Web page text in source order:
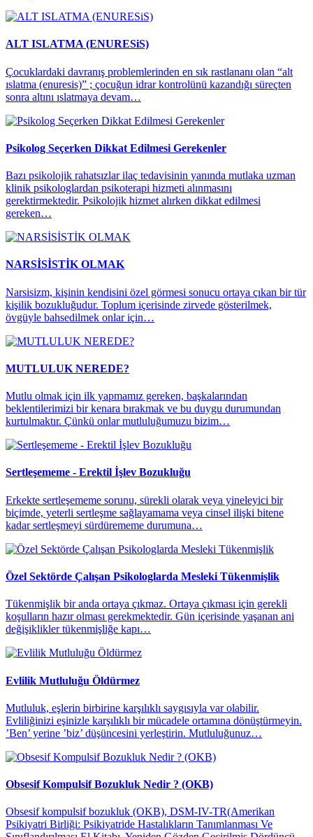
ALT ISLATMA (ENURESiS)
Çocuklardaki davranış problemlerinden en sık rastlananı olan “alt
ıslatma (enuresis)” ; çocuğun idrar kontrolünü kazandığı süreçten
sonra altını ıslatmaya devam…
Psikolog Seçerken Dikkat Edilmesi Gerekenler
Bazı psikolojik rahatsızlar ilaç tedavisinin yanında mutlaka uzman
klinik psikologlardan psikoterapi hizmeti alınmasını
gerektirmektedir. Psikolojik hizmet alırken dikkat edilmesi
gereken…
NARSİSİSTİK OLMAK
Narsisizm, kişinin kendisini özel görmesi sonucu ortaya çıkan bir tür
kişilik bozukluğudur. Toplum içerisinde zirvede gösterilmek,
övgüyle bahsedilmek onlar için…
MUTLULUK NEREDE?
Mutlu olmak için ilk yapmamız gereken, başkalarından
beklentilerimizi bir kenara bırakmak ve bu duygu durumundan
kurtulmaktır. Çünkü onlar mutluluğumuzu bizim…
Sertleşememe - Erektil İşlev Bozukluğu
Erkekte sertleşememe sorunu, sürekli olarak veya yineleyici bir
biçimde, yeterli sertleşme sağlayamama veya cinsel ilişki bitene
kadar sertleşmeyi sürdürememe durumuna…
Özel Sektörde Çalışan Psikologlarda Mesleki Tükenmişlik
Tükenmişlik bir anda ortaya çıkmaz. Ortaya çıkması için gerekli
koşulların hazır olması gerekmektedir. Gün içerisinde yaşanan ani
değişiklikler tükenmişliğe kapı…
Evlilik Mutluluğu Öldürmez
Mutluluk, eşlerin birbirine karşılıklı saygısıyla var olabilir.
Evliliğinizi eşinizle karşılıklı bir mücadele ortamına dönüştürmeyin.
’Ben’ yerine ’biz’ düşüncesini yerleştirin. Mutluluğunuz…
Obsesif Kompulsif Bozukluk Nedir ? (OKB)
Obsesif kompulsif bozukluk (OKB), DSM-IV-TR(Amerikan
Psikiyatri Birliği: Psikiyatride Hastalıkların Tanımlanması Ve